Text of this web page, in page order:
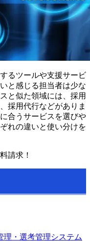
るツールや支援サービ
と感じる担当者は少な
と似た領域には、採用
採用代行などがありま
合うサービスを選びや
れの違いと使い分けを
請求！
理・選考管理システム